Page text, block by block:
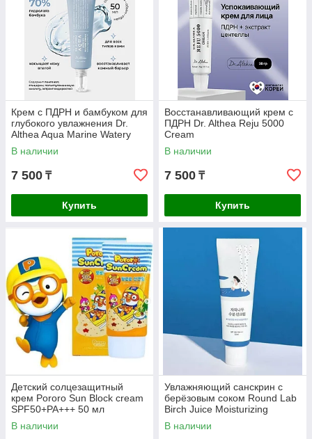
Крем с ПДРН и бамбуком для
глубокого увлажнения Dr.
Althea Aqua Marine Watery
Cream
В наличии
7 500 ₸
Купить
Восстанавливающий крем с
ПДРН Dr. Althea Reju 5000
Cream
В наличии
7 500 ₸
Купить
Детский солцезащитный
крем Pororo Sun Block cream
SPF50+PA+++ 50 мл
В наличии
Увлажняющий санскрин с
берёзовым соком Round Lab
Birch Juice Moisturizing
Sunscreen SPF50+ PA++++
В наличии